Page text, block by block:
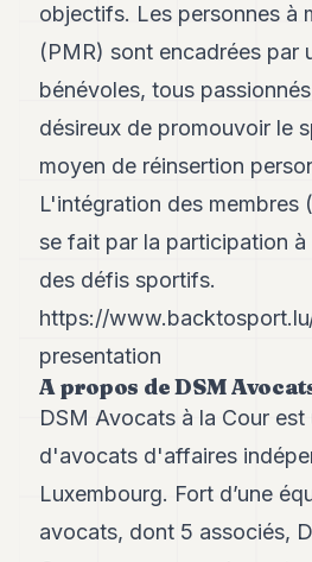
objectifs. Les personnes à
(PMR) sont encadrées par
bénévoles, tous
désireux de promouvoir le
moyen de réinsertion
L'intégration des membres
se fait par la participation à
des défis sportifs.
https://
presentation
A propos de DSM
DSM Avocats à la Cour est
d'avocats d'affaires
Luxembourg. Fort d’une
avocats, dont 5 associés,